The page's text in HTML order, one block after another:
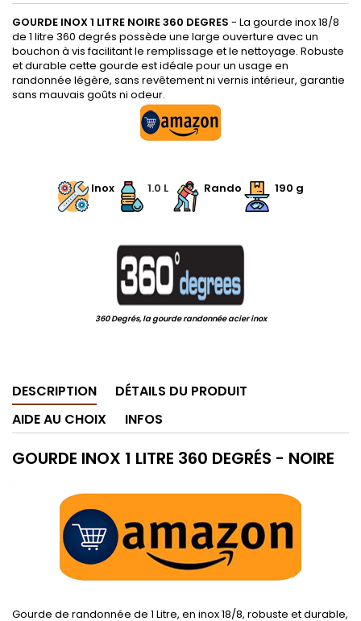
GOURDE INOX 1 LITRE NOIRE 360 DEGRES - La gourde inox 18/8
de 1 litre 360 degrés possède une large ouverture avec un
bouchon à vis facilitant le remplissage et le nettoyage. Robuste
et durable cette gourde est idéale pour un usage en
randonnée légère, sans revêtement ni vernis intérieur, garantie
sans mauvais goûts ni odeur.
Inox
1.0 L Rando 190 g
360 Degrés, la gourde randonnée acier inox
DESCRIPTION
DÉTAILS DU PRODUIT
AIDE AU CHOIX
INFOS
GOURDE INOX 1 LITRE 360 DEGRÉS - NOIRE
.
Gourde de randonnée de 1 Litre, en inox 18/8, robuste et durable,